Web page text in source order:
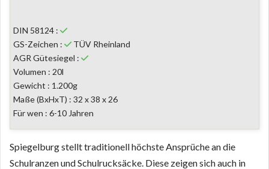
DIN 58124 :
GS-Zeichen :
TÜV Rheinland
AGR Gütesiegel :
Volumen : 20l
Gewicht : 1.200g
Maße (BxHxT) : 32 x 38 x 26
Für wen : 6-10 Jahren
Spiegelburg stellt traditionell höchste Ansprüche an die
Schulranzen und Schulrucksäcke. Diese zeigen sich auch in